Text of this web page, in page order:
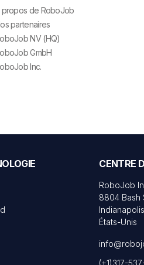
propos de RoboJob
partenaires
NV (HQ)
GmbH
Inc.
CENTRE
RoboJob
8804 Bash
États-Unis
(+1)317-